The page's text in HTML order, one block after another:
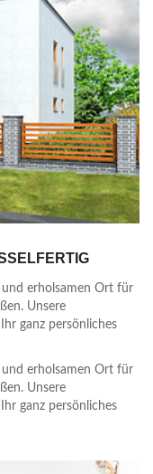
und erholsamen Ort für
Unsere
ganz persönliches
und erholsamen Ort für
Unsere
ganz persönliches